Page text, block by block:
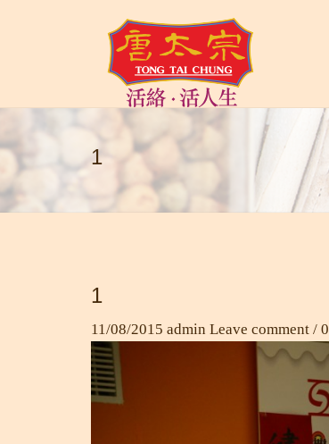
1
1
11/08/2015 admin Leave comment / 0